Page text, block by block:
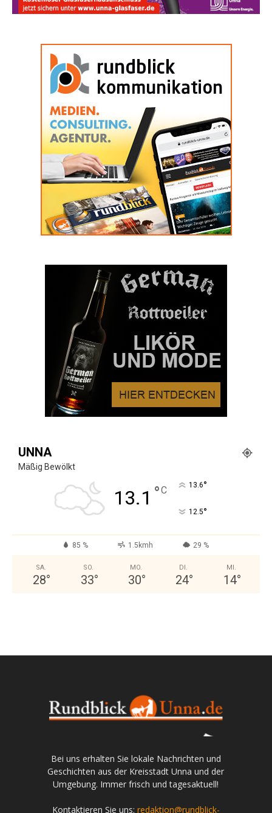
UNNA
Mäßig Bewölkt
13.1 °C 13.6°
12.5°
85 % 1.5kmh 29 %
SA.
28°
SO.
33°
MO.
30°
DI.
24°
MI.
14°
Bei uns erhalten Sie lokale Nachrichten und
Geschichten aus der Kreisstadt Unna und der
Umgebung. Immer frisch und tagesaktuell!
Kontaktieren Sie uns: redaktion@rundblick-